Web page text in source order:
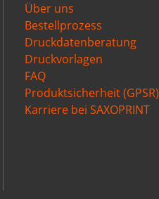
Über uns
Bestellprozess
Druckdatenberatung
Druckvorlagen
FAQ
Produktsicherheit (GPSR)
Karriere bei SAXOPRINT